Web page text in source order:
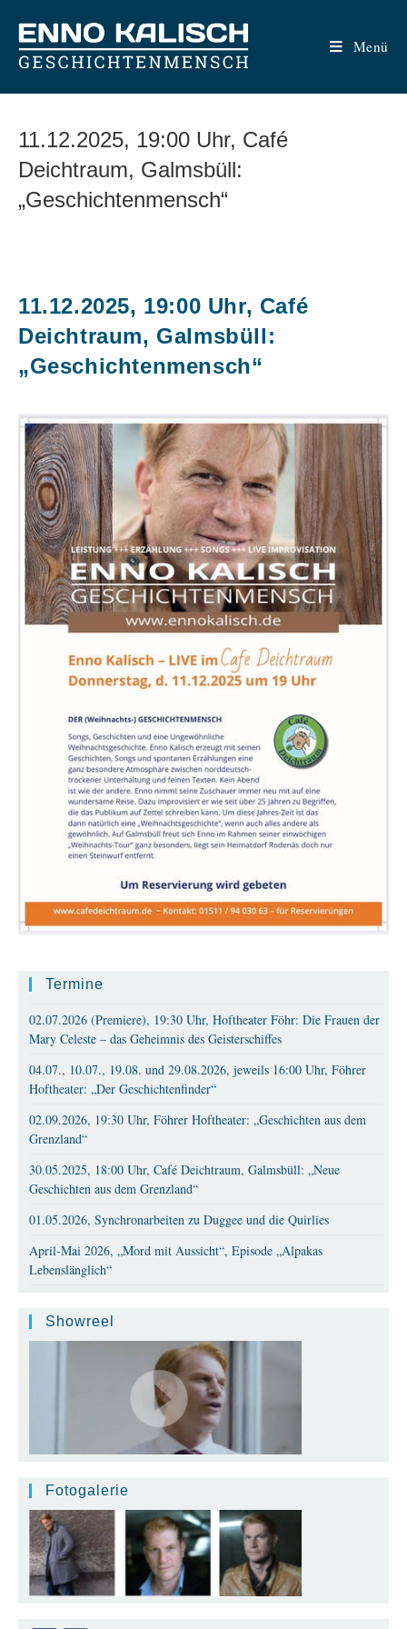
Inhalt
springen
Menü
11.12.2025, 19:00 Uhr, Café
Deichtraum, Galmsbüll:
„Geschichtenmensch“
11.12.2025, 19:00 Uhr, Café
Deichtraum, Galmsbüll:
„Geschichtenmensch“
Termine
02.07.2026 (Premiere), 19:30 Uhr, Hoftheater Föhr: Die Frauen der
Mary Celeste – das Geheimnis des Geisterschiffes
04.07., 10.07., 19.08. und 29.08.2026, jeweils 16:00 Uhr, Föhrer
Hoftheater: „Der Geschichtenfinder“
02.09.2026, 19:30 Uhr, Föhrer Hoftheater: „Geschichten aus dem
Grenzland“
30.05.2025, 18:00 Uhr, Café Deichtraum, Galmsbüll: „Neue
Geschichten aus dem Grenzland“
01.05.2026, Synchronarbeiten zu Duggee und die Quirlies
April-Mai 2026, „Mord mit Aussicht“, Episode „Alpakas
Lebenslänglich“
Showreel
Fotogalerie